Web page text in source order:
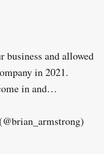
business and allowed
in 2021.
in and…